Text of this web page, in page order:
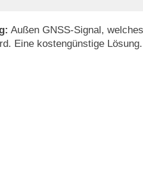
Außen GNSS-Signal,
Eine kostengünstige Lösung.